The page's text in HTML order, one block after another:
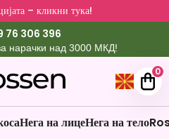
– кликни тука!
76 306 396
нарачки над 3000 МКД!
0
Нега на лицеНега на тело